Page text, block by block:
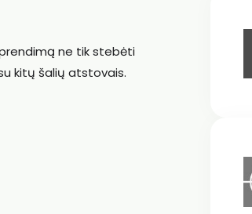
ne tik stebėti
kitų šalių atstovais.